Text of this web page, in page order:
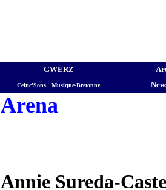
GWERZ
Celtic'Sons - Musique-Bretonne
Arena
Annie Sureda-